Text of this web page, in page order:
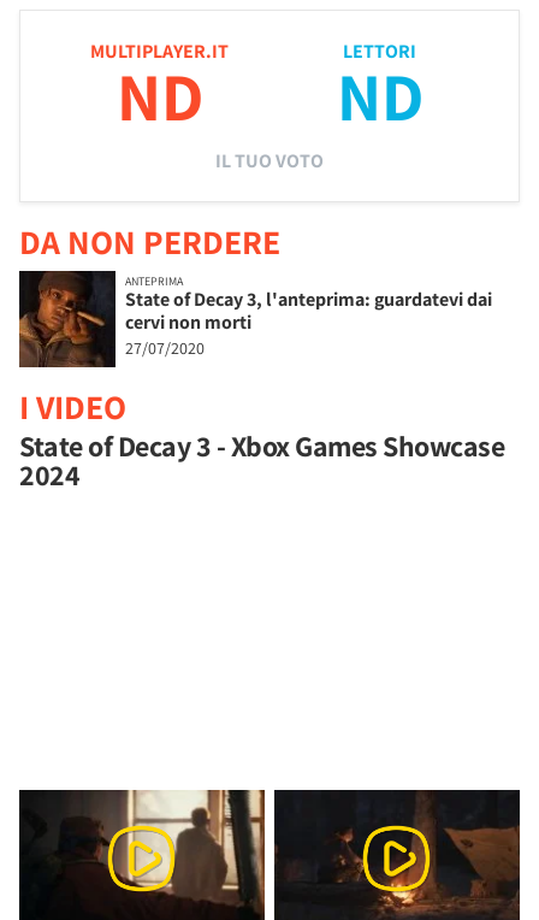
MULTIPLAYER.IT
ND
LETTORI
ND
IL TUO VOTO
DA NON PERDERE
ANTEPRIMA
State of Decay 3, l'anteprima: guardatevi dai
cervi non morti
27/07/2020
I VIDEO
State of Decay 3 - Xbox Games Showcase
2024